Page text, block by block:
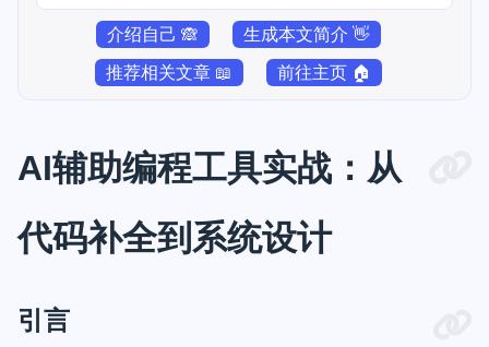
介绍自己 🙈 生成本文简介 👋
推荐相关文章 📖 前往主页 🏠
AI辅助编程工具实战：从
代码补全到系统设计
引言